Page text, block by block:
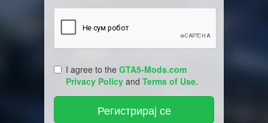
I agree to the GTA5-Mods.com
Privacy Policy and Terms of Use.